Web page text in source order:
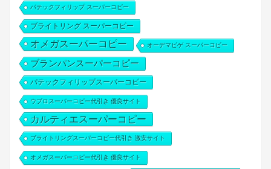
パテックフィリップ スーパーコピー
ブライトリング スーパーコピー
オメガスーパーコピー オーデマピゲ スーパーコピー
ブランパンスーパーコピー
パテックフィリップスーパーコピー
ウブロスーパーコピー代引き 優良サイト
カルティエスーパーコピー
ブライトリングスーパーコピー代引き 激安サイト
オメガスーパーコピー代引き 優良サイト